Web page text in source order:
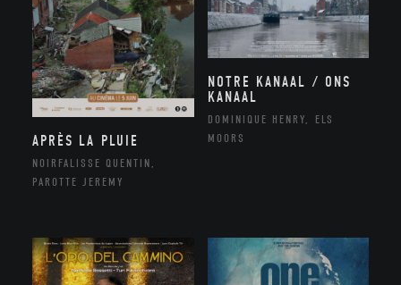
APRÈS LA PLUIE
NOIRFALISSE QUENTIN,
PAROTTE JEREMY
NOTRE KANAAL / ONS
KANAAL
DOMINIQUE HENRY, ELS
MOORS